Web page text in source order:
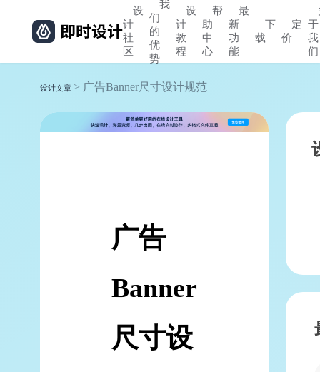
设
计
社
区
我
们
的
优
势
设
计
教
程
帮
助
中
心
最
新
功
能
下
载
定
价
于
我
们
设计文章 > 广告Banner尺寸设计规范
广告
Banner
尺寸设